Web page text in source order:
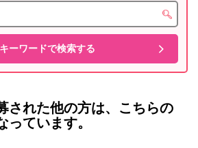
された他の方は、こちらの
っています。